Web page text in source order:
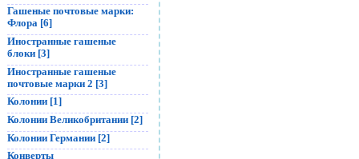
Гашеные почтовые марки:
Флора [6]
Иностранные гашеные
блоки [3]
Иностранные гашеные
почтовые марки 2 [3]
Колонии [1]
Колонии Великобритании [2]
Колонии Германии [2]
Конверты